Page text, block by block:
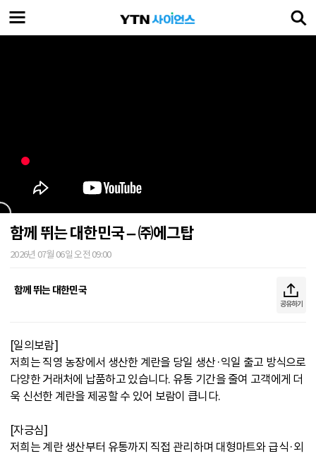
함께 뛰는 대한민국 – ㈜에그탑
2026년 07월 06일 오전 09:00
함께 뛰는 대한민국
공유하기
[일의보람]
저희는 직영 농장에서 생산한 계란을 당일 생산·익일 출고 방식으로
다양한 거래처에 납품하고 있습니다. 유통 기간을 줄여 고객에게 더
욱 신선한 계란을 제공할 수 있어 보람이 큽니다.
[자긍심]
저희는 계란 생산부터 유통까지 직접 관리하며 대형마트와 급식·외